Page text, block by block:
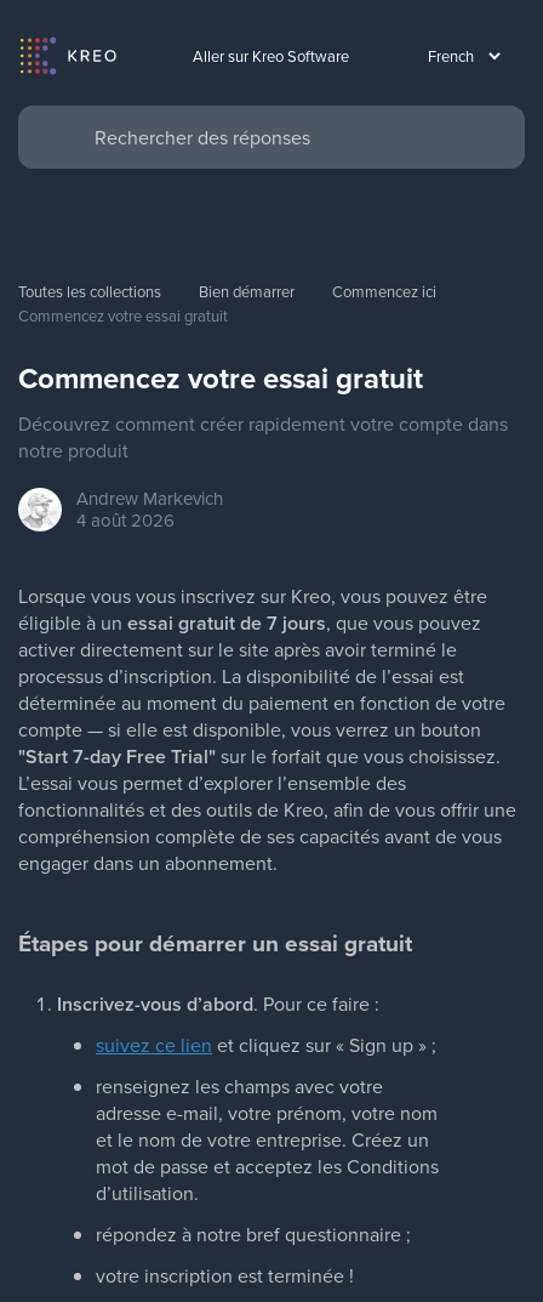
Aller sur Kreo Software
Toutes les collections Bien démarrer
Commencez ici
Commencez votre essai gratuit
Commencez votre essai gratuit
Découvrez comment créer rapidement votre compte dans
notre produit
Andrew Markevich
4 août 2026
Lorsque vous vous inscrivez sur Kreo, vous pouvez être
éligible à un essai gratuit de 7 jours, que vous pouvez
activer directement sur le site après avoir terminé le
processus d’inscription. La disponibilité de l’essai est
déterminée au moment du paiement en fonction de votre
compte — si elle est disponible, vous verrez un bouton
"Start 7-day Free Trial"sur le forfait que vous choisissez.
L’essai vous permet d’explorer l’ensemble des
fonctionnalités et des outils de Kreo, afin de vous offrir une
compréhension complète de ses capacités avant de vous
engager dans un abonnement.
Étapes pour démarrer un essai gratuit
Inscrivez-vous d’abord. Pour ce faire :
suivez ce lien et cliquez sur « Sign up » ;
renseignez les champs avec votre
adresse e-mail, votre prénom, votre nom
et le nom de votre entreprise. Créez un
mot de passe et acceptez les Conditions
d’utilisation.
répondez à notre bref questionnaire ;
votre inscription est terminée !